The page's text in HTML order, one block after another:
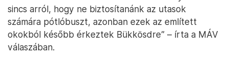
sincs arról, hogy ne biztosítanánk az utasok
számára pótlóbuszt, azonban ezek az említett
okokból később érkeztek Bükkösdre” – írta a MÁV
válaszában.